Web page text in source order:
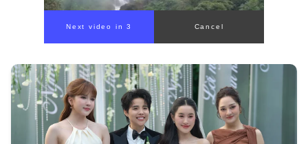
Next video in 1 Cancel